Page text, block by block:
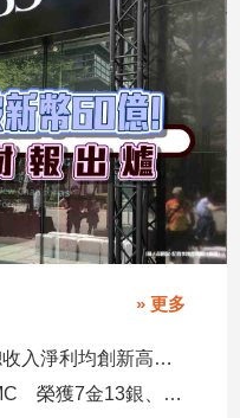
» 更多
星展集團Q2淨利、上半年總收入淨利均創新高 股東權益報酬率17.5%
臺灣數學小將揚名2026 MIMC​ 榮獲7金13銀、13銅1佳作